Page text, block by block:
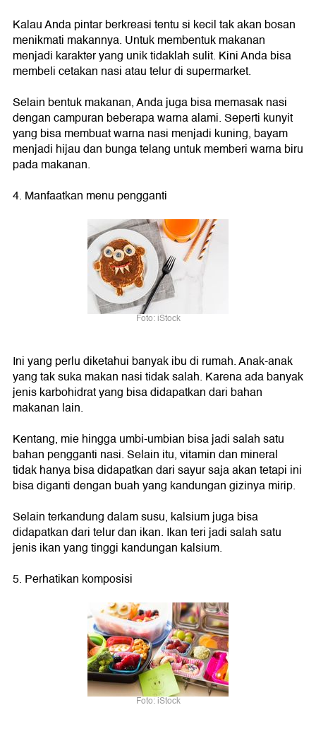
Kalau Anda pintar berkreasi tentu si kecil tak akan bosan
menikmati makannya. Untuk membentuk makanan
menjadi karakter yang unik tidaklah sulit. Kini Anda bisa
membeli cetakan nasi atau telur di supermarket.
Selain bentuk makanan, Anda juga bisa memasak nasi
dengan campuran beberapa warna alami. Seperti kunyit
yang bisa membuat warna nasi menjadi kuning, bayam
menjadi hijau dan bunga telang untuk memberi warna biru
pada makanan.
4. Manfaatkan menu pengganti
Foto: iStock
Ini yang perlu diketahui banyak ibu di rumah. Anak-anak
yang tak suka makan nasi tidak salah. Karena ada banyak
jenis karbohidrat yang bisa didapatkan dari bahan
makanan lain.
Kentang, mie hingga umbi-umbian bisa jadi salah satu
bahan pengganti nasi. Selain itu, vitamin dan mineral
tidak hanya bisa didapatkan dari sayur saja akan tetapi ini
bisa diganti dengan buah yang kandungan gizinya mirip.
Selain terkandung dalam susu, kalsium juga bisa
didapatkan dari telur dan ikan. Ikan teri jadi salah satu
jenis ikan yang tinggi kandungan kalsium.
5. Perhatikan komposisi
Foto: iStock